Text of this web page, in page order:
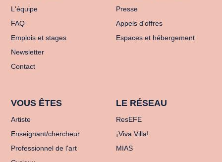
L'équipe
FAQ
Emplois et stages
Newsletter
Contact
Presse
Appels d'offres
Espaces et hébergement
VOUS ÊTES
Artiste
Enseignant/chercheur
Professionnel de l'art
LE RÉSEAU
ResEFE
¡Viva Villa!
MIAS